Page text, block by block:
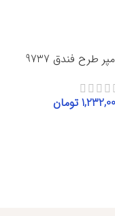
طرح فندق 9737
تومان